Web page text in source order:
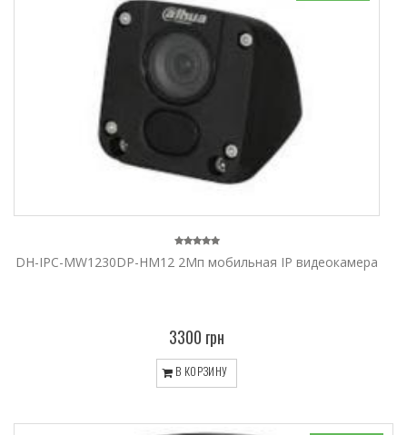
DH-IPC-MW1230DP-HM12 2Мп мобильная IP видеокамера
3300 грн
В КОРЗИНУ